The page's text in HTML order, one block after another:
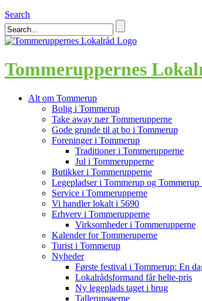
Search
Tommeruppernes
Alt om Tommerup
Bolig i Tommerup
Take away nær Tommerupperne
Gode grunde til at bo i Tommerup
Foreninger i Tommerup
Traditioner i Tommerupperne
Jul i Tommerupperne
Butikker i Tommerupperne
Legepladser i Tommerup og Tommerup
Service i Tommerupperne
Vi handler lokalt i 5690
Erhverv i Tommerupperne
Virksomheder i Tommerupperne
Kalender for Tommeruperne
Turist i Tommerup
Nyheder
Første festival i Tommerup: En
Lokalrådsformand får helte-pris
Ny legeplads taget i brug
Tallerupsøerne